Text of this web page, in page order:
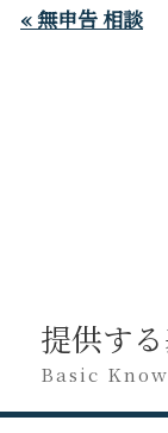
« 無申告 相談
提供す
Basic